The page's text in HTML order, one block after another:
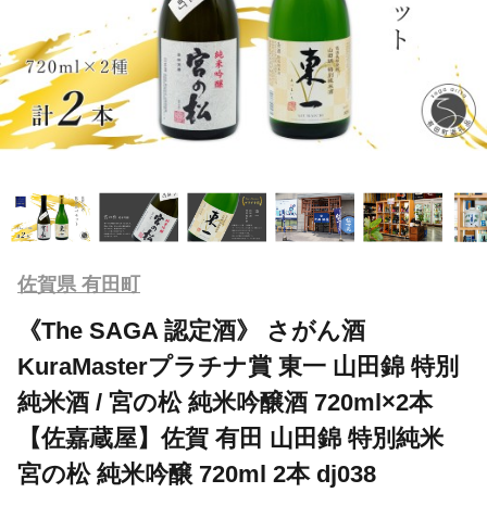
佐賀県 有田町
《The SAGA 認定酒》 さがん酒
KuraMasterプラチナ賞 東一 山田錦 特別
純米酒 / 宮の松 純米吟醸酒 720ml×2本
【佐嘉蔵屋】佐賀 有田 山田錦 特別純米
宮の松 純米吟醸 720ml 2本 dj038